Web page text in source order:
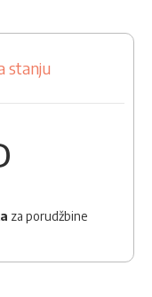
stanju
za porudžbine